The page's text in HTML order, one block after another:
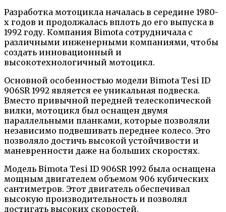
Разработка мотоцикла началась в середине 1980-
х годов и продолжалась вплоть до его выпуска в
1992 году. Компания Bimota сотрудничала с
различными инженерными компаниями, чтобы
создать инновационный и
высокотехнологичный мотоцикл.
Основной особенностью модели Bimota Tesi ID
906SR 1992 является ее уникальная подвеска.
Вместо привычной передней телескопической
вилки, мотоцикл был оснащен двумя
параллельными планками, которые позволяли
независимо подвешивать переднее колесо. Это
позволяло достичь высокой устойчивости и
маневренности даже на больших скоростях.
Модель Bimota Tesi ID 906SR 1992 была оснащена
мощным двигателем объемом 906 кубических
сантиметров. Этот двигатель обеспечивал
высокую производительность и позволял
достигать высоких скоростей.